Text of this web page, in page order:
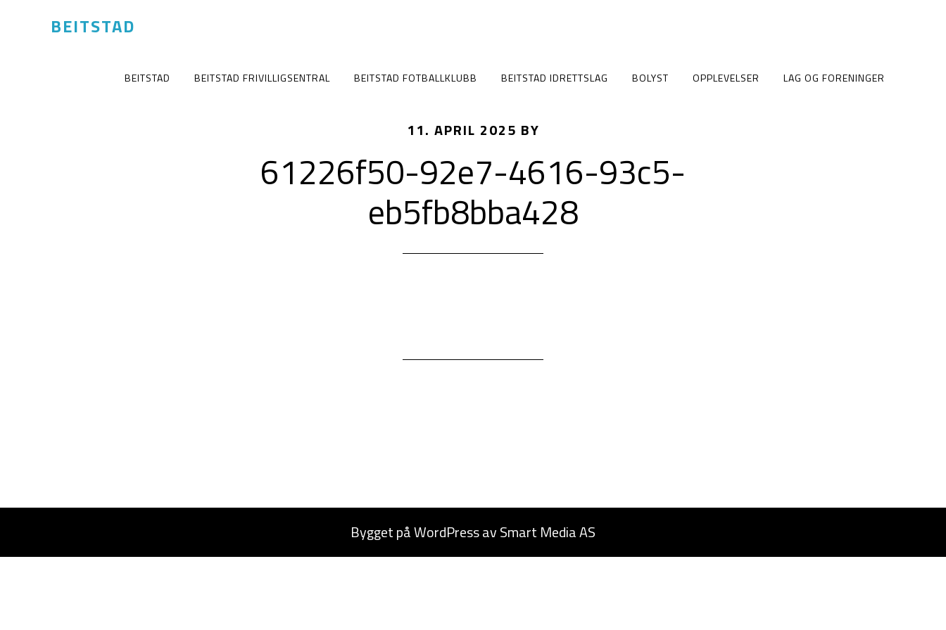
BEITSTAD
BEITSTAD BEITSTAD FRIVILLIGSENTRAL BEITSTAD FOTBALLKLUBB BEITSTAD IDRETTSLAG BOLYST OPPLEVELSER LAG OG FORENINGER
11. APRIL 2025 BY
61226f50-92e7-4616-93c5-
eb5fb8bba428
Bygget påWordPressavSmart Media AS